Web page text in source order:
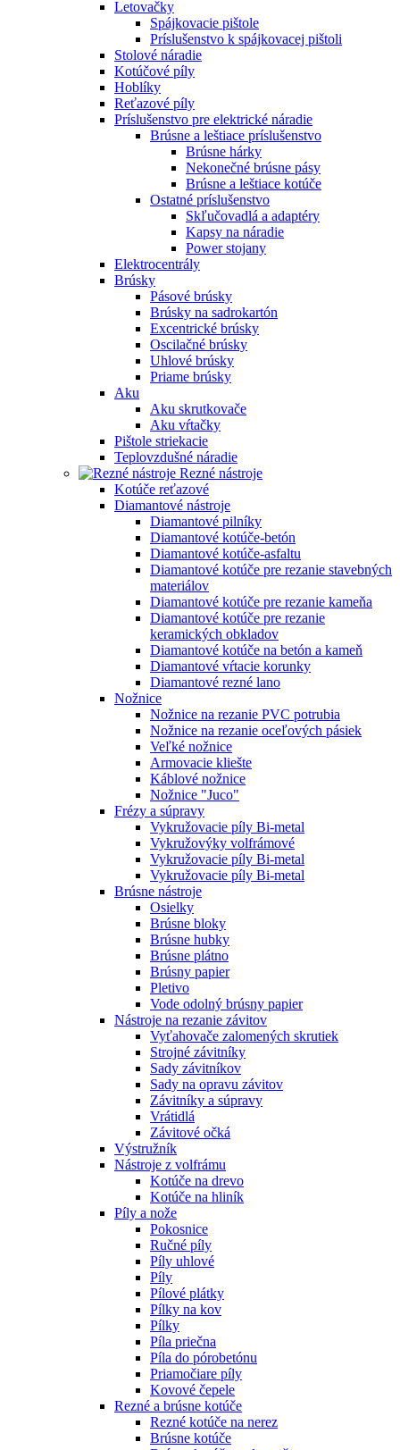
Letovačky
Spájkovacie pištole
Príslušenstvo k spájkovacej pištoli
Stolové náradie
Kotúčové píly
Hoblíky
Reťazové píly
Príslušenstvo pre elektrické náradie
Brúsne a leštiace príslušenstvo
Brúsne hárky
Nekonečné brúsne pásy
Brúsne a leštiace kotúče
Ostatné príslušenstvo
Skľučovadlá a adaptéry
Kapsy na náradie
Power stojany
Elektrocentrály
Brúsky
Pásové brúsky
Brúsky na sadrokartón
Excentrické brúsky
Oscilačné brúsky
Uhlové brúsky
Priame brúsky
Aku
Aku skrutkovače
Aku vŕtačky
Pištole striekacie
Teplovzdušné náradie
Rezné nástroje
Kotúče reťazové
Diamantové nástroje
Diamantové pilníky
Diamantové kotúče-betón
Diamantové kotúče-asfaltu
Diamantové kotúče pre rezanie stavebných
materiálov
Diamantové kotúče pre rezanie kameňa
Diamantové kotúče pre rezanie
keramických obkladov
Diamantové kotúče na betón a kameň
Diamantové vŕtacie korunky
Diamantové rezné lano
Nožnice
Nožnice na rezanie PVC potrubia
Nožnice na rezanie oceľových pásiek
Veľké nožnice
Armovacie kliešte
Káblové nožnice
Nožnice "Juco"
Frézy a súpravy
Vykružovacie píly Bi-metal
Vykružovýky volfrámové
Vykružovacie píly Bi-metal
Vykružovacie píly Bi-metal
Brúsne nástroje
Osielky
Brúsne bloky
Brúsne hubky
Brúsne plátno
Brúsny papier
Pletivo
Vode odolný brúsny papier
Nástroje na rezanie závitov
Vyťahovače zalomených skrutiek
Strojné závitníky
Sady závitníkov
Sady na opravu závitov
Závitníky a súpravy
Vrátidlá
Závitové očká
Výstružník
Nástroje z volfrámu
Kotúče na drevo
Kotúče na hliník
Píly a nože
Pokosnice
Ručné píly
Píly uhlové
Píly
Pílové plátky
Pílky na kov
Pílky
Píla priečna
Píla do pórobetónu
Priamočiare píly
Kovové čepele
Rezné a brúsne kotúče
Rezné kotúče na nerez
Brúsne kotúče